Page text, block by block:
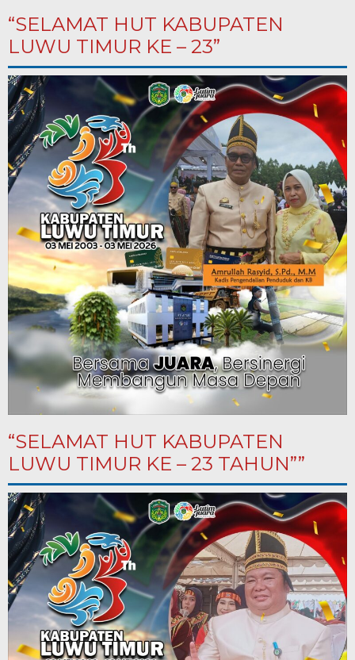
“SELAMAT HUT KABUPATEN
LUWU TIMUR KE – 23”
“SELAMAT HUT KABUPATEN
LUWU TIMUR KE – 23 TAHUN””